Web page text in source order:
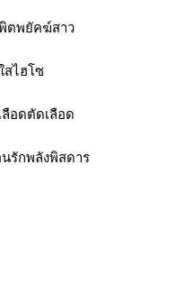
พิตพยัคฆ์สาว
สไฮโซ
ลือดตัดเลือด
นรักพลังพิสดาร